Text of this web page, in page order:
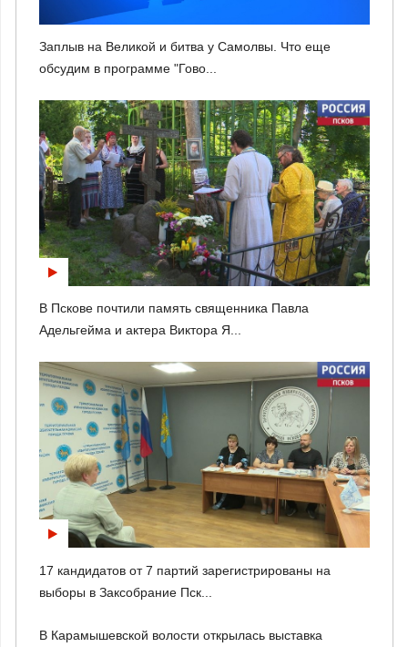
Заплыв на Великой и битва у Самолвы. Что еще
обсудим в программе "Гово...
В Пскове почтили память священника Павла
Адельгейма и актера Виктора Я...
17 кандидатов от 7 партий зарегистрированы на
выборы в Заксобрание Пск...
В Карамышевской волости открылась выставка